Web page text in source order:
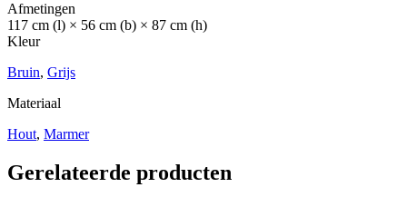
Afmetingen
117 cm (l) × 56 cm (b) × 87 cm (h)
Kleur
Bruin, Grijs
Materiaal
Hout, Marmer
Gerelateerde producten